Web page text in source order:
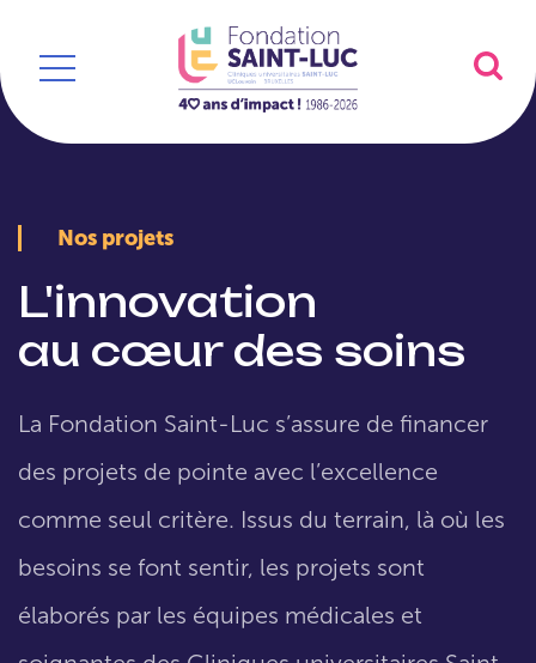
Nos projets
L'innovation
au cœur des soins
La Fondation Saint-Luc s’assure de financer
des projets de pointe avec l’excellence
comme seul critère. Issus du terrain, là où les
besoins se font sentir, les projets sont
élaborés par les équipes médicales et